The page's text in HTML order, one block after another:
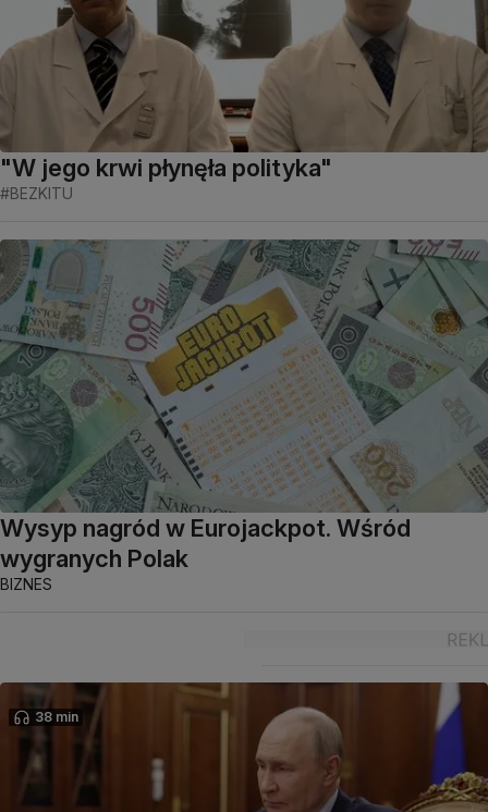
"W jego krwi płynęła polityka"
#BEZKITU
Wysyp nagród w Eurojackpot. Wśród
wygranych Polak
BIZNES
38 min